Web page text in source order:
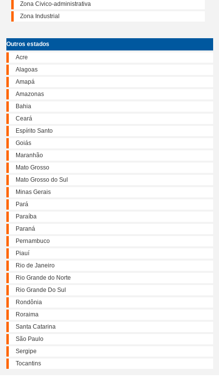
Zona Civico-administrativa
Zona Industrial
Outros estados
Acre
Alagoas
Amapá
Amazonas
Bahia
Ceará
Espírito Santo
Goiás
Maranhão
Mato Grosso
Mato Grosso do Sul
Minas Gerais
Pará
Paraíba
Paraná
Pernambuco
Piauí
Rio de Janeiro
Rio Grande do Norte
Rio Grande Do Sul
Rondônia
Roraima
Santa Catarina
São Paulo
Sergipe
Tocantins